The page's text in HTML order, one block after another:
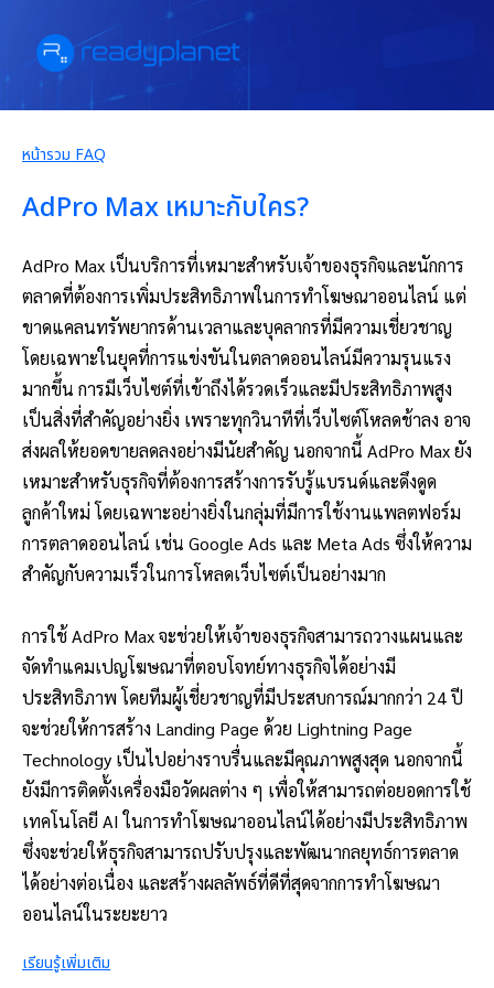
หน้ารวม FAQ
AdPro Max เหมาะกับใคร?
AdPro Max เป็นบริการที่เหมาะสำหรับเจ้าของธุรกิจและนักการ
ตลาดที่ต้องการเพิ่มประสิทธิภาพในการทำโฆษณาออนไลน์ แต่
ขาดแคลนทรัพยากรด้านเวลาและบุคลากรที่มีความเชี่ยวชาญ
โดยเฉพาะในยุคที่การแข่งขันในตลาดออนไลน์มีความรุนแรง
มากขึ้น การมีเว็บไซต์ที่เข้าถึงได้รวดเร็วและมีประสิทธิภาพสูง
เป็นสิ่งที่สำคัญอย่างยิ่ง เพราะทุกวินาทีที่เว็บไซต์โหลดช้าลง อาจ
ส่งผลให้ยอดขายลดลงอย่างมีนัยสำคัญ นอกจากนี้ AdPro Max ยัง
เหมาะสำหรับธุรกิจที่ต้องการสร้างการรับรู้แบรนด์และดึงดูด
ลูกค้าใหม่ โดยเฉพาะอย่างยิ่งในกลุ่มที่มีการใช้งานแพลตฟอร์ม
การตลาดออนไลน์ เช่น Google Ads และ Meta Ads ซึ่งให้ความ
สำคัญกับความเร็วในการโหลดเว็บไซต์เป็นอย่างมาก
การใช้ AdPro Max จะช่วยให้เจ้าของธุรกิจสามารถวางแผนและ
จัดทำแคมเปญโฆษณาที่ตอบโจทย์ทางธุรกิจได้อย่างมี
ประสิทธิภาพ โดยทีมผู้เชี่ยวชาญที่มีประสบการณ์มากกว่า 24 ปี
จะช่วยให้การสร้าง Landing Page ด้วย Lightning Page
Technology เป็นไปอย่างราบรื่นและมีคุณภาพสูงสุด นอกจากนี้
ยังมีการติดตั้งเครื่องมือวัดผลต่าง ๆ เพื่อให้สามารถต่อยอดการใช้
เทคโนโลยี AI ในการทำโฆษณาออนไลน์ได้อย่างมีประสิทธิภาพ
ซึ่งจะช่วยให้ธุรกิจสามารถปรับปรุงและพัฒนากลยุทธ์การตลาด
ได้อย่างต่อเนื่อง และสร้างผลลัพธ์ที่ดีที่สุดจากการทำโฆษณา
ออนไลน์ในระยะยาว
เรียนรู้เพิ่มเติม